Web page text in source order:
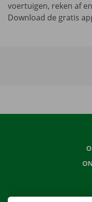
voertuigen, reken af
Download de gratis